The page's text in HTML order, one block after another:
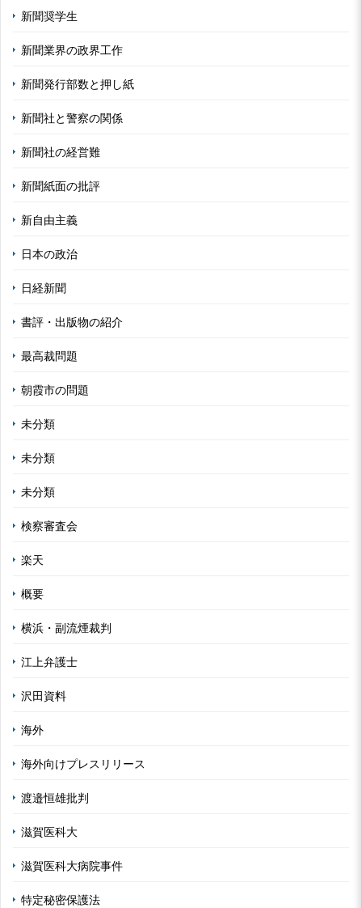
新聞奨学生
新聞業界の政界工作
新聞発行部数と押し紙
新聞社と警察の関係
新聞社の経営難
新聞紙面の批評
新自由主義
日本の政治
日経新聞
書評・出版物の紹介
最高裁問題
朝霞市の問題
未分類
未分類
未分類
検察審査会
楽天
概要
横浜・副流煙裁判
江上弁護士
沢田資料
海外
海外向けプレスリリース
渡邉恒雄批判
滋賀医科大
滋賀医科大病院事件
特定秘密保護法